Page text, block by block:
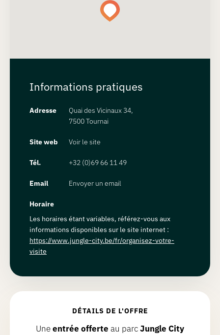
Informations pratiques
Adresse
Quai des Vicinaux 34,
7500 Tournai
Site web Voir le site
Tél. +32 (0)69 66 11 49
Email Envoyer un email
Horaire
Les horaires étant variables, référez-vous aux
informations disponibles sur le site internet :
https://www.jungle-city.be/fr/organisez-votre-
visite
DÉTAILS DE L'OFFRE
Uneentrée offerte au parcJungle City